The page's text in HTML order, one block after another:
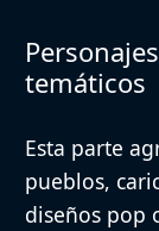
temáticos
Esta parte
pueblos,
diseños pop